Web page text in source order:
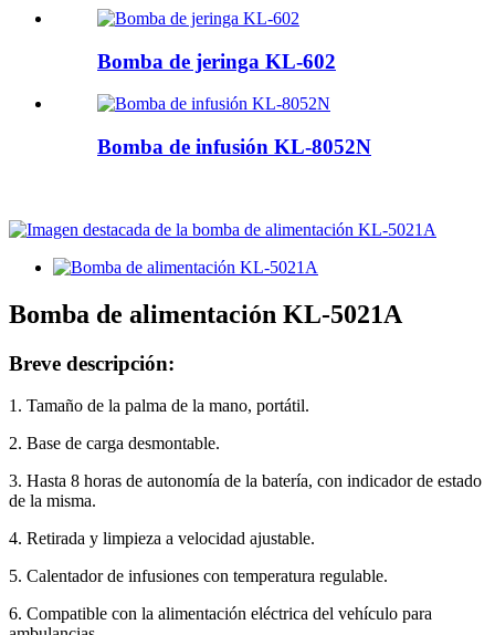
Bomba de jeringa KL-602
Bomba de infusión KL-8052N
Bomba de alimentación KL-5021A
Breve descripción:
1. Tamaño de la palma de la mano, portátil.
2. Base de carga desmontable.
3. Hasta 8 horas de autonomía de la batería, con indicador de estado
de la misma.
4. Retirada y limpieza a velocidad ajustable.
5. Calentador de infusiones con temperatura regulable.
6. Compatible con la alimentación eléctrica del vehículo para